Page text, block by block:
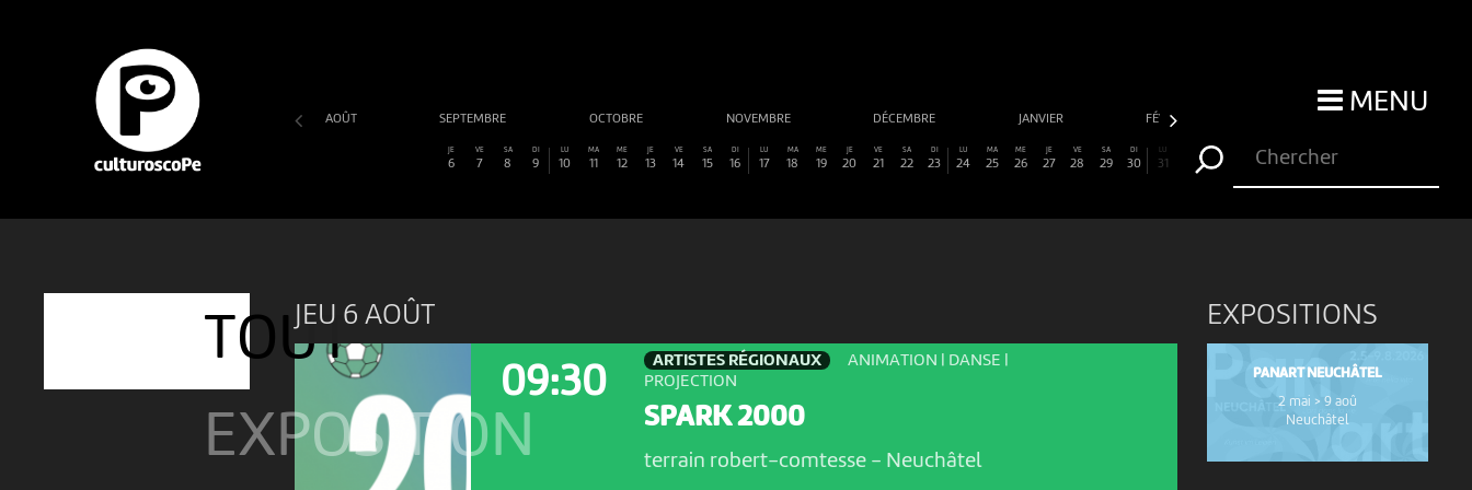
MENU
AOÛT SEPTEMBRE OCTOBRE NOVEMBRE DÉCEMBRE JANVIER FÉVRIER
JE
6
VE
7
SA
8
DI
9
LU
10
MA
11
ME
12
JE
13
VE
14
SA
15
DI
16
LU
17
MA
18
ME
19
JE
20
VE
21
SA
22
DI
23
LU
24
MA
25
ME
26
JE
27
VE
28
SA
29
DI
30
LU
31
TOUT
EXPOSITION
JEU 6 AOÛT
09:30
ARTISTES RÉGIONAUX
ANIMATION | DANSE |
PROJECTION
SPARK 2000
terrain robert-comtesse - Neuchâtel
EXPOSITIONS
PANART NEUCHÂTEL
2 mai > 9 aoû
Neuchâtel